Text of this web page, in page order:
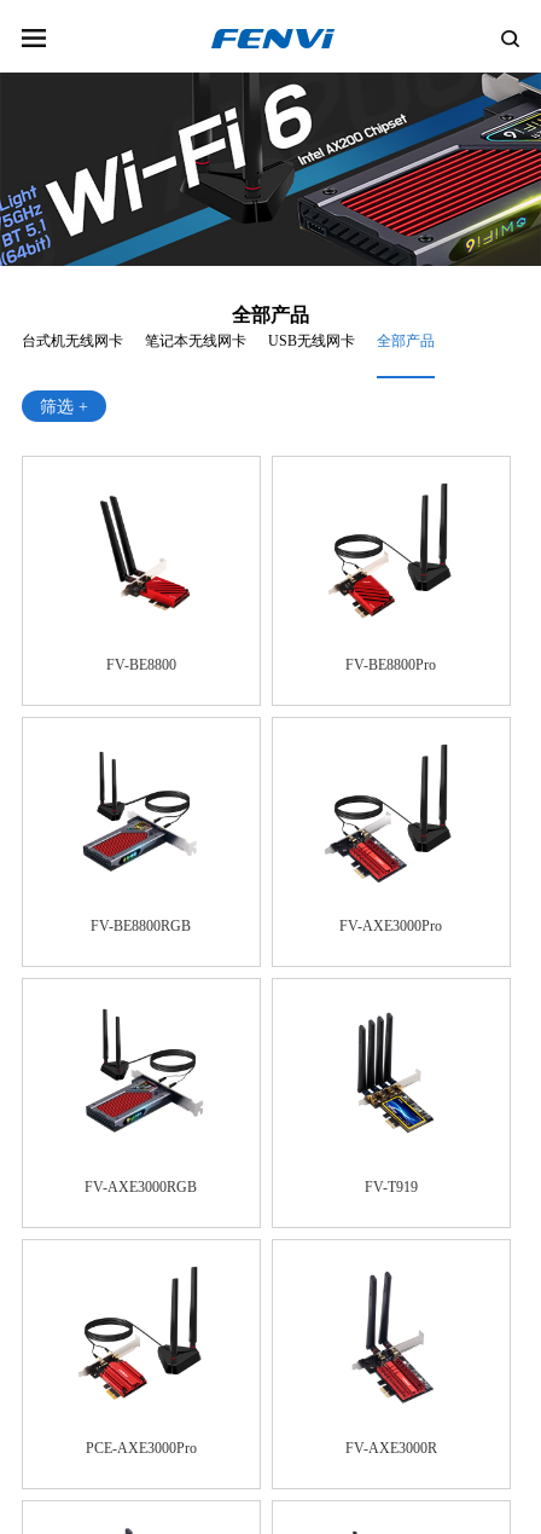
全部产品
台式机无线网卡 笔记本无线网卡 USB无线网卡 全部产品
筛选 +
FV-BE8800 FV-BE8800Pro
FV-BE8800RGB FV-AXE3000Pro
FV-AXE3000RGB FV-T919
PCE-AXE3000Pro FV-AXE3000R